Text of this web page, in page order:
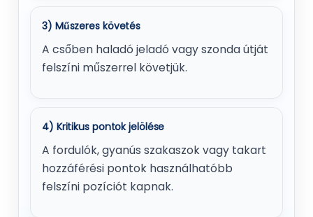
3) Műszeres követés
A csőben haladó jeladó vagy szonda útját
felszíni műszerrel követjük.
4) Kritikus pontok jelölése
A fordulók, gyanús szakaszok vagy takart
hozzáférési pontok használhatóbb
felszíni pozíciót kapnak.